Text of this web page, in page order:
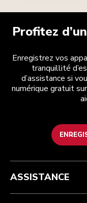
Profitez
Enregistrez vos
tranquillité
d’assistance si
numérique gratuit
Health Check
Suivez votre commande
Garantie et documents
Recupel
Conditions générales de
Retours et
Imprint
ODR
La marque
Trouver une boutique
ASSISTANCE